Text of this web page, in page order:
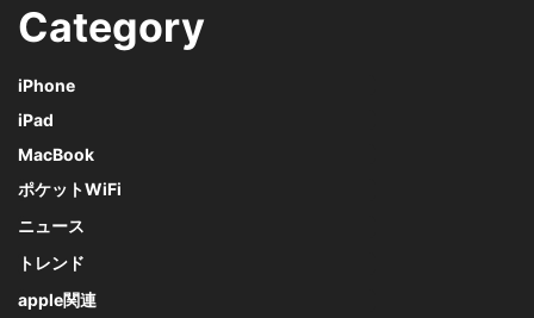
Category
iPhone
iPad
MacBook
ポケットWiFi
ニュース
トレンド
apple関連